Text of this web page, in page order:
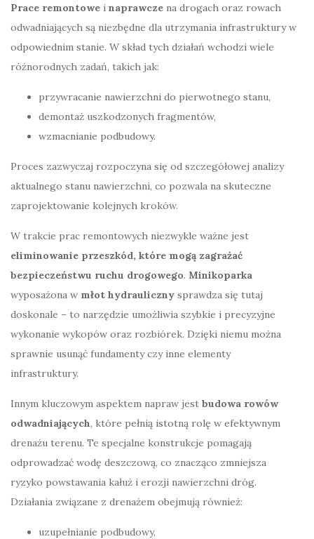
Prace remontowe i naprawcze na drogach oraz rowach
odwadniających są niezbędne dla utrzymania infrastruktury w
odpowiednim stanie. W skład tych działań wchodzi wiele
różnorodnych zadań, takich jak:
przywracanie nawierzchni do pierwotnego stanu,
demontaż uszkodzonych fragmentów,
wzmacnianie podbudowy.
Proces zazwyczaj rozpoczyna się od szczegółowej analizy
aktualnego stanu nawierzchni, co pozwala na skuteczne
zaprojektowanie kolejnych kroków.
W trakcie prac remontowych niezwykle ważne jest
eliminowanie przeszkód, które mogą zagrażać
bezpieczeństwu ruchu drogowego. Minikoparka
wyposażona w młot hydrauliczny sprawdza się tutaj
doskonale – to narzędzie umożliwia szybkie i precyzyjne
wykonanie wykopów oraz rozbiórek. Dzięki niemu można
sprawnie usunąć fundamenty czy inne elementy
infrastruktury.
Innym kluczowym aspektem napraw jest budowa rowów
odwadniających, które pełnią istotną rolę w efektywnym
drenażu terenu. Te specjalne konstrukcje pomagają
odprowadzać wodę deszczową, co znacząco zmniejsza
ryzyko powstawania kałuż i erozji nawierzchni dróg.
Działania związane z drenażem obejmują również:
uzupełnianie podbudowy,